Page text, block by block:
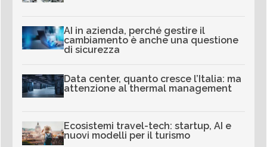
AI in azienda, perché gestire il
cambiamento è anche una questione
di sicurezza
Data center, quanto cresce l’Italia: ma
attenzione al thermal management
Ecosistemi travel-tech: startup, AI e
nuovi modelli per il turismo